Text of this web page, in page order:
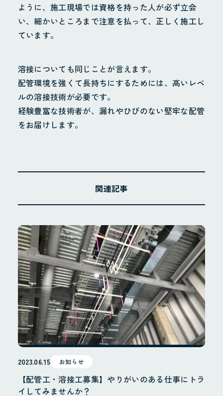
ホーム
お知らせ
Instagram
会社概要
地域貢献・SDGs
業務案内
配管工事
配管製造
ように、施工現場では資格を持った人が必ず立会
い、細かいところまで注意を払って、正しく施工し
ています。
溶接についても同じことが言えます。
配管環境を強くて長持ちにするためには、高いレベ
ルの溶接技術が必要です。
経験豊富な技術者が、漏れやひびのない堅牢な配管
をお届けします。
関連記事
2023.06.15 お知らせ
【配管工・溶接工募集】やりがいのある仕事にトラ
イしてみませんか？